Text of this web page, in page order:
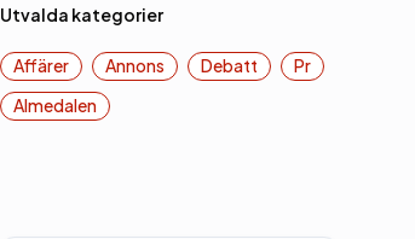
Utvalda kategorier
Affärer Annons Debatt
Pr
Almedalen